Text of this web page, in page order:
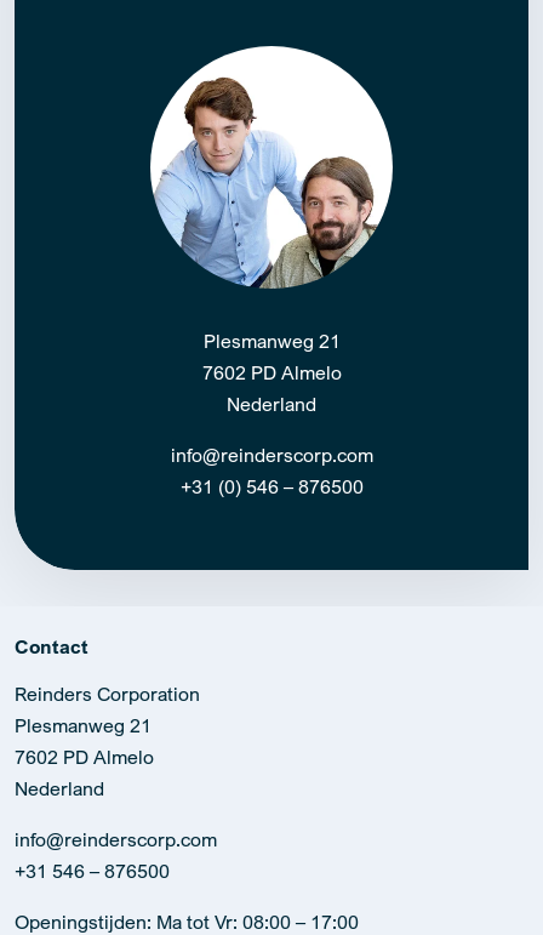
Plesmanweg 21
7602 PD Almelo
Nederland
info@reinderscorp.com
+31 (0) 546 – 876500
Contact
Reinders Corporation
Plesmanweg 21
7602 PD Almelo
Nederland
info@reinderscorp.com
+31 546 – 876500
Openingstijden: Ma tot Vr: 08:00 – 17:00